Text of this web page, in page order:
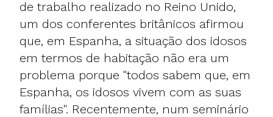
de trabalho realizado no Reino Unido,
um dos conferentes britânicos afirmou
que, em Espanha, a situação dos idosos
em termos de habitação não era um
problema porque "todos sabem que, em
Espanha, os idosos vivem com as suas
famílias". Recentemente, num seminário